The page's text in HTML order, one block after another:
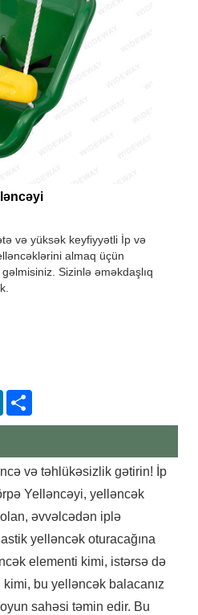
və yüksək keyfiyyətli İp və
almaq üçün
Sizinlə əməkdaşlıq
LinkedIn
və təhlükəsizlik gətirin! İp
Yelləncəyi, yelləncək
əvvəlcədən iplə
yelləncək oturacağına
elementi kimi, istərsə də
bu yelləncək balacanız
sahəsi təmin edir. Bu